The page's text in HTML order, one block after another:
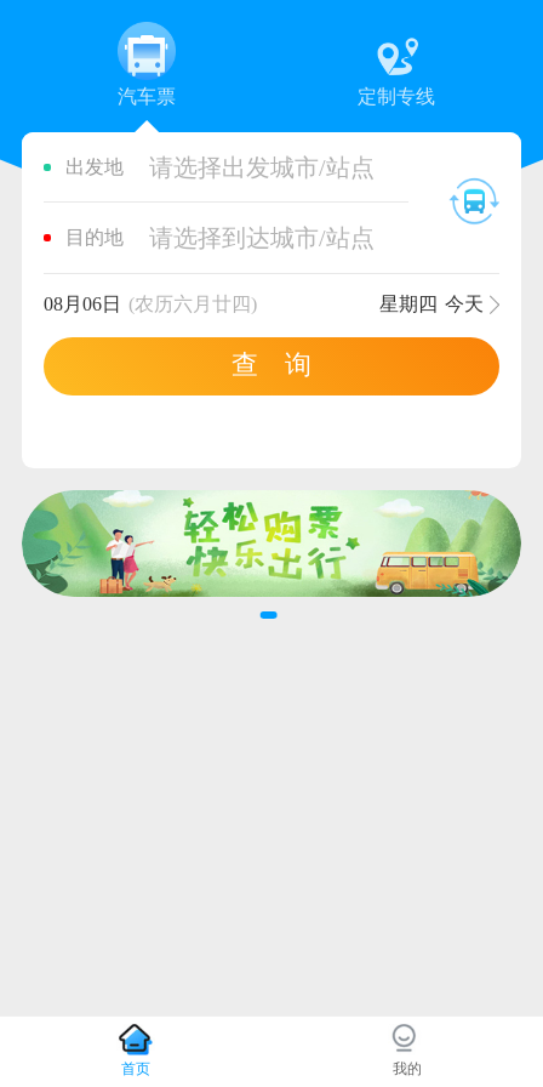
汽车票 定制专线
出发地 请选择出发城市/站点
目的地 请选择到达城市/站点
08月06日 (农历六月廿四) 星期四 今天
查 询
首页 我的